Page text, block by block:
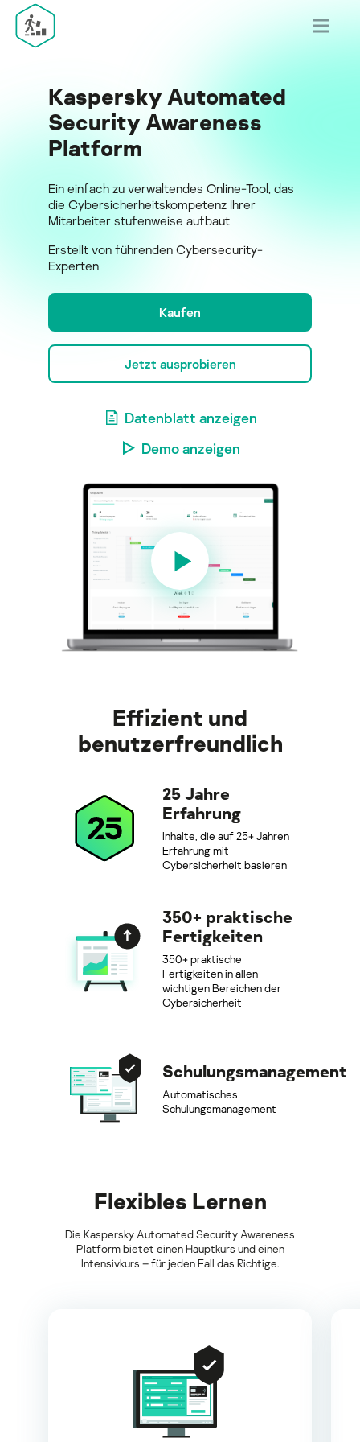
Kaspersky Automated
Security Awareness
Platform
Ein einfach zu verwaltendes Online-Tool, das
die Cybersicherheitskompetenz Ihrer
Mitarbeiter stufenweise aufbaut
Erstellt von führenden Cybersecurity-
Experten
Kaufen
Jetzt ausprobieren
Datenblatt anzeigen
Demo anzeigen
Effizient und
benutzerfreundlich
25 Jahre
Erfahrung
Inhalte, die auf 25+ Jahren
Erfahrung mit
Cybersicherheit basieren
350+ praktische
Fertigkeiten
350+ praktische
Fertigkeiten in allen
wichtigen Bereichen der
Cybersicherheit
Schulungsmanagement
Automatisches
Schulungsmanagement
Flexibles Lernen
Die Kaspersky Automated Security Awareness
Platform bietet einen Hauptkurs und einen
Intensivkurs – für jeden Fall das Richtige.